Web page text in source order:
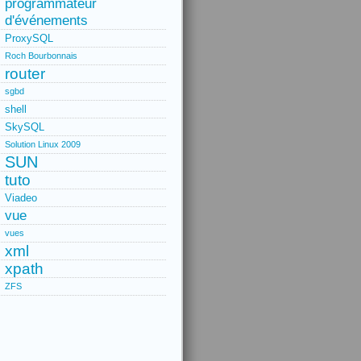
d'événements
ProxySQL
Roch Bourbonnais
router
sgbd
shell
SkySQL
Solution Linux 2009
SUN
tuto
Viadeo
vue
vues
xml
xpath
ZFS